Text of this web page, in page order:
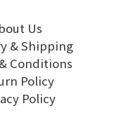
Us
& Shipping
Conditions
Policy
Policy